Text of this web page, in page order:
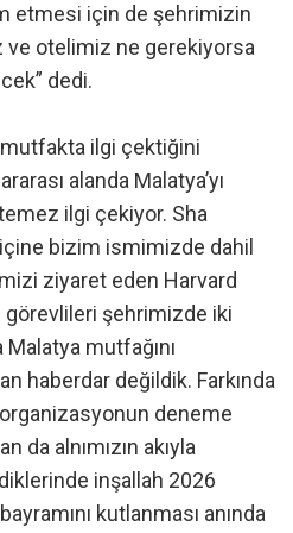
etmesi için de şehrimizin
ve otelimiz ne gerekiyorsa
dedi.
mutfakta ilgi çektiğini
alanda Malatya’yı
ilgi çekiyor. Sha
bizim ismimizde dahil
ziyaret eden Harvard
görevlileri şehrimizde iki
Malatya mutfağını
haberdar değildik. Farkında
deneme
da alnımızın akıyla
inşallah 2026
kutlanması anında